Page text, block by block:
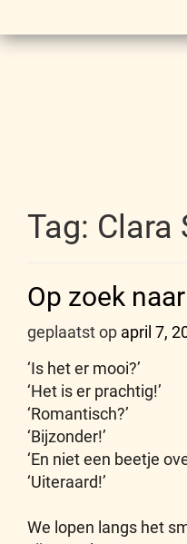
Tag: Clara
Op zoek
geplaatst op april 7,
‘Is het er mooi?’
‘Het is er prachtig!’
‘Romantisch?’
‘Bijzonder!’
‘En niet een beetje
‘Uiteraard!’
We lopen langs het